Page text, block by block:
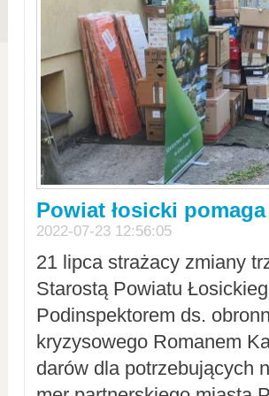
Powiat łosicki
2022-07-23 12:56:05
21 lipca strażacy zmiany
Starostą Powiatu
Podinspektorem ds.
kryzysowego Romanem
darów dla potrzebujących